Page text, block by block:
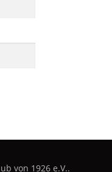
von 1926 e.V..